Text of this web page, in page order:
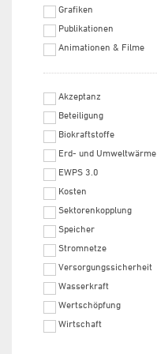
Grafiken
Publikationen
Animationen & Filme
Akzeptanz
Beteiligung
Biokraftstoffe
Erd- und Umweltwärme
EWPS 3.0
Kosten
Sektorenkopplung
Speicher
Stromnetze
Versorgungssicherheit
Wasserkraft
Wertschöpfung
Wirtschaft